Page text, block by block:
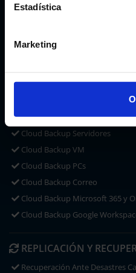
Estadística
Marketing
Microsoft 365 Pymes/Enterprise
CLOUD BACKUP
Cloud Backup Servidores
Cloud Backup VM
Cloud Backup PCs
Cloud Backup Correo
Cloud Backup Microsoft 365 y
Cloud Backup Google
REPLICACIÓN Y
Recuperación Ante Desastres